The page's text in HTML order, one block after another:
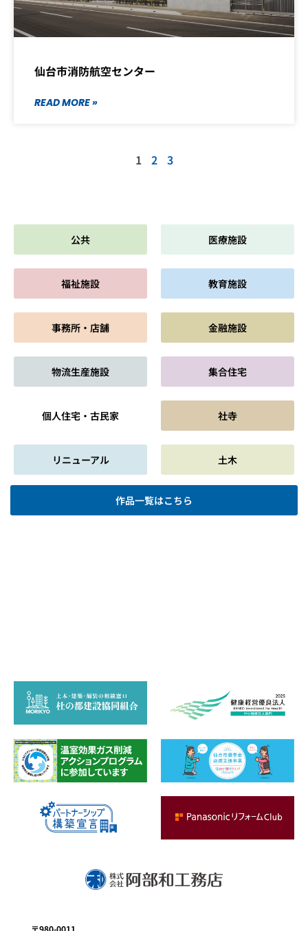
仙台市消防航空センター
READ MORE »
1 2 3
公共
福祉施設
事務所・店舗
物流生産施設
個人住宅・古民家
リニューアル
医療施設
教育施設
金融施設
集合住宅
社寺
土木
作品一覧はこちら
〒980-0011